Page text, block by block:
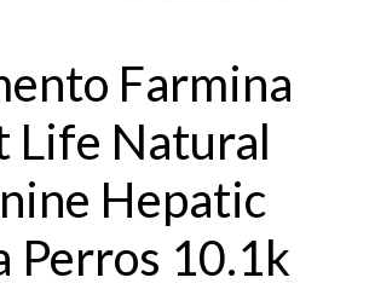
Farmina
Life Natural
Hepatic
Perros 10.1k